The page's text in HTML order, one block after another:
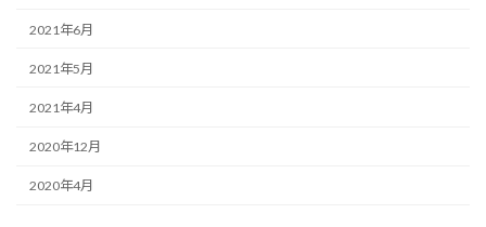
2021年6月
2021年5月
2021年4月
2020年12月
2020年4月